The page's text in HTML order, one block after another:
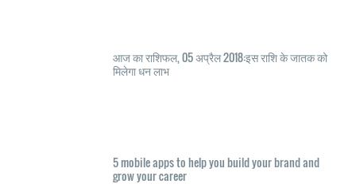
आज का राशिफल, 05 अप्रैल 2018:इस राशि के जातक को
मिलेगा धन लाभ
5 mobile apps to help you build your brand and
grow your career